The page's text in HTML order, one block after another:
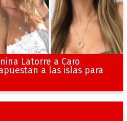
Latorre a Caro
a las islas para